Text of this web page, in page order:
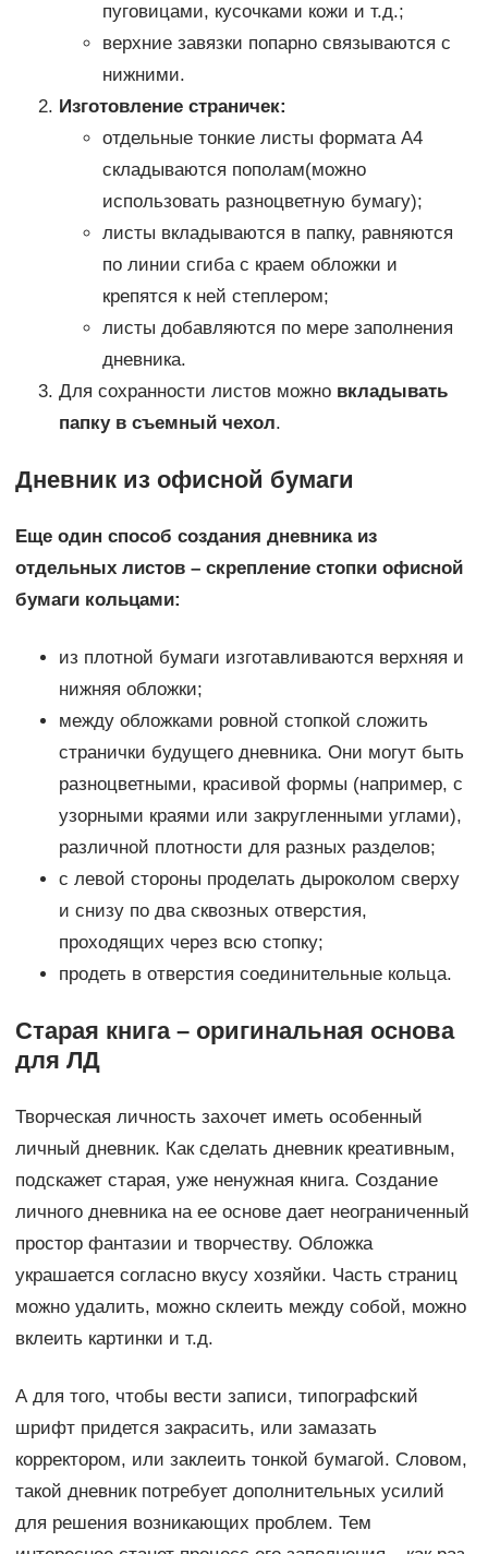
пуговицами, кусочками кожи и т.д.;
верхние завязки попарно связываются с
нижними.
Изготовление страничек:
отдельные тонкие листы формата А4
складываются пополам(можно
использовать разноцветную бумагу);
листы вкладываются в папку, равняются
по линии сгиба с краем обложки и
крепятся к ней степлером;
листы добавляются по мере заполнения
дневника.
Для сохранности листов можно вкладывать
папку в съемный чехол.
Дневник из офисной бумаги
Еще один способ создания дневника из
отдельных листов – скрепление стопки офисной
бумаги кольцами:
из плотной бумаги изготавливаются верхняя и
нижняя обложки;
между обложками ровной стопкой сложить
странички будущего дневника. Они могут быть
разноцветными, красивой формы (например, с
узорными краями или закругленными углами),
различной плотности для разных разделов;
с левой стороны проделать дыроколом сверху
и снизу по два сквозных отверстия,
проходящих через всю стопку;
продеть в отверстия соединительные кольца.
Старая книга – оригинальная основа
для ЛД
Творческая личность захочет иметь особенный
личный дневник. Как сделать дневник креативным,
подскажет старая, уже ненужная книга. Создание
личного дневника на ее основе дает неограниченный
простор фантазии и творчеству. Обложка
украшается согласно вкусу хозяйки. Часть страниц
можно удалить, можно склеить между собой, можно
вклеить картинки и т.д.
А для того, чтобы вести записи, типографский
шрифт придется закрасить, или замазать
корректором, или заклеить тонкой бумагой. Словом,
такой дневник потребует дополнительных усилий
для решения возникающих проблем. Тем